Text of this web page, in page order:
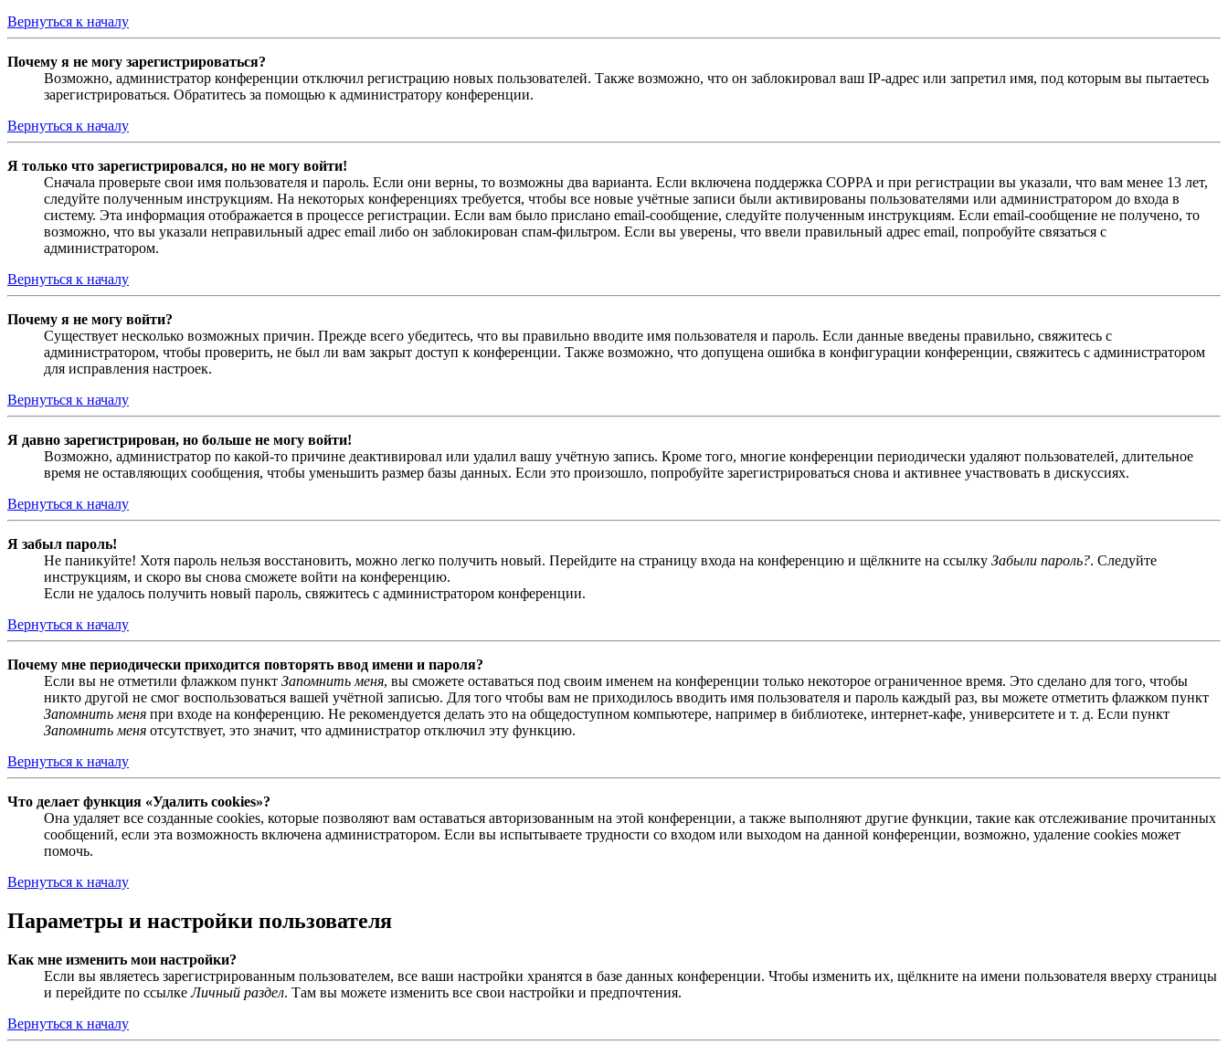
Вернуться к началу
Почему я не могу зарегистрироваться?
Возможно, администратор конференции отключил регистрацию новых пользователей. Также возможно, что он заблокировал ваш IP-адрес или запретил имя, под которым вы пытаетесь
зарегистрироваться. Обратитесь за помощью к администратору конференции.
Вернуться к началу
Я только что зарегистрировался, но не могу войти!
Сначала проверьте свои имя пользователя и пароль. Если они верны, то возможны два варианта. Если включена поддержка COPPA и при регистрации вы указали, что вам менее 13 лет,
следуйте полученным инструкциям. На некоторых конференциях требуется, чтобы все новые учётные записи были активированы пользователями или администратором до входа в
систему. Эта информация отображается в процессе регистрации. Если вам было прислано email-сообщение, следуйте полученным инструкциям. Если email-сообщение не получено, то
возможно, что вы указали неправильный адрес email либо он заблокирован спам-фильтром. Если вы уверены, что ввели правильный адрес email, попробуйте связаться с
администратором.
Вернуться к началу
Почему я не могу войти?
Существует несколько возможных причин. Прежде всего убедитесь, что вы правильно вводите имя пользователя и пароль. Если данные введены правильно, свяжитесь с
администратором, чтобы проверить, не был ли вам закрыт доступ к конференции. Также возможно, что допущена ошибка в конфигурации конференции, свяжитесь с администратором
для исправления настроек.
Вернуться к началу
Я давно зарегистрирован, но больше не могу войти!
Возможно, администратор по какой-то причине деактивировал или удалил вашу учётную запись. Кроме того, многие конференции периодически удаляют пользователей, длительное
время не оставляющих сообщения, чтобы уменьшить размер базы данных. Если это произошло, попробуйте зарегистрироваться снова и активнее участвовать в дискуссиях.
Вернуться к началу
Я забыл пароль!
Не паникуйте! Хотя пароль нельзя восстановить, можно легко получить новый. Перейдите на страницу входа на конференцию и щёлкните на ссылку Забыли пароль?. Следуйте
инструкциям, и скоро вы снова сможете войти на конференцию.
Если не удалось получить новый пароль, свяжитесь с администратором конференции.
Вернуться к началу
Почему мне периодически приходится повторять ввод имени и пароля?
Если вы не отметили флажком пункт Запомнить меня, вы сможете оставаться под своим именем на конференции только некоторое ограниченное время. Это сделано для того, чтобы
никто другой не смог воспользоваться вашей учётной записью. Для того чтобы вам не приходилось вводить имя пользователя и пароль каждый раз, вы можете отметить флажком пункт
Запомнить меня при входе на конференцию. Не рекомендуется делать это на общедоступном компьютере, например в библиотеке, интернет-кафе, университете и т. д. Если пункт
Запомнить меня отсутствует, это значит, что администратор отключил эту функцию.
Вернуться к началу
Что делает функция «Удалить cookies»?
Она удаляет все созданные cookies, которые позволяют вам оставаться авторизованным на этой конференции, а также выполняют другие функции, такие как отслеживание прочитанных
сообщений, если эта возможность включена администратором. Если вы испытываете трудности со входом или выходом на данной конференции, возможно, удаление cookies может
помочь.
Вернуться к началу
Параметры и настройки пользователя
Как мне изменить мои настройки?
Если вы являетесь зарегистрированным пользователем, все ваши настройки хранятся в базе данных конференции. Чтобы изменить их, щёлкните на имени пользователя вверху страницы
и перейдите по ссылкеЛичный раздел. Там вы можете изменить все свои настройки и предпочтения.
Вернуться к началу